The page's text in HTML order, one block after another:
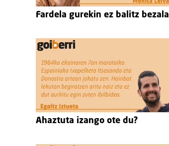
Fardela gurekin ez balitz bezala
Ahaztuta izango ote du?